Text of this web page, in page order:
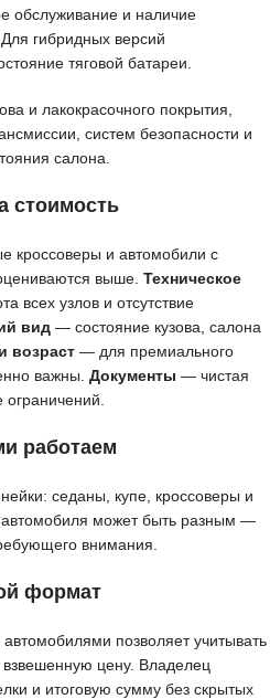
обслуживание и наличие
гибридных версий
тяговой батареи.
и лакокрасочного покрытия,
систем безопасности и
салона.
стоимость
кроссоверы и автомобили с
выше. Техническое
всех узлов и отсутствие
вид — состояние кузова, салона
возраст — для премиального
важны. Документы — чистая
ограничений.
работаем
седаны, купе, кроссоверы и
может быть разным —
внимания.
формат
позволяет учитывать
цену. Владелец
и итоговую сумму без скрытых